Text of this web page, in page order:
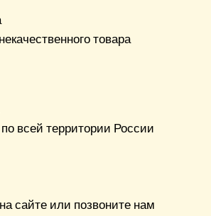
товара
всей территории России
сайте или позвоните нам